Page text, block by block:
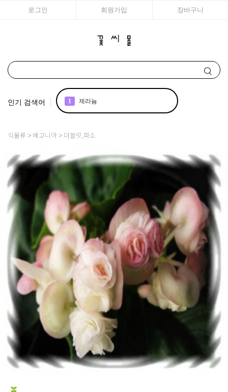
로그인 회원가입 장바구니
인기 검색어 1 제라늄
5 꽃씨
조날 제라늄
7 매발톱
8 접시꽃
9 리갈 제라늄
10 시계초
식물류 베고니아 더블릿,파소